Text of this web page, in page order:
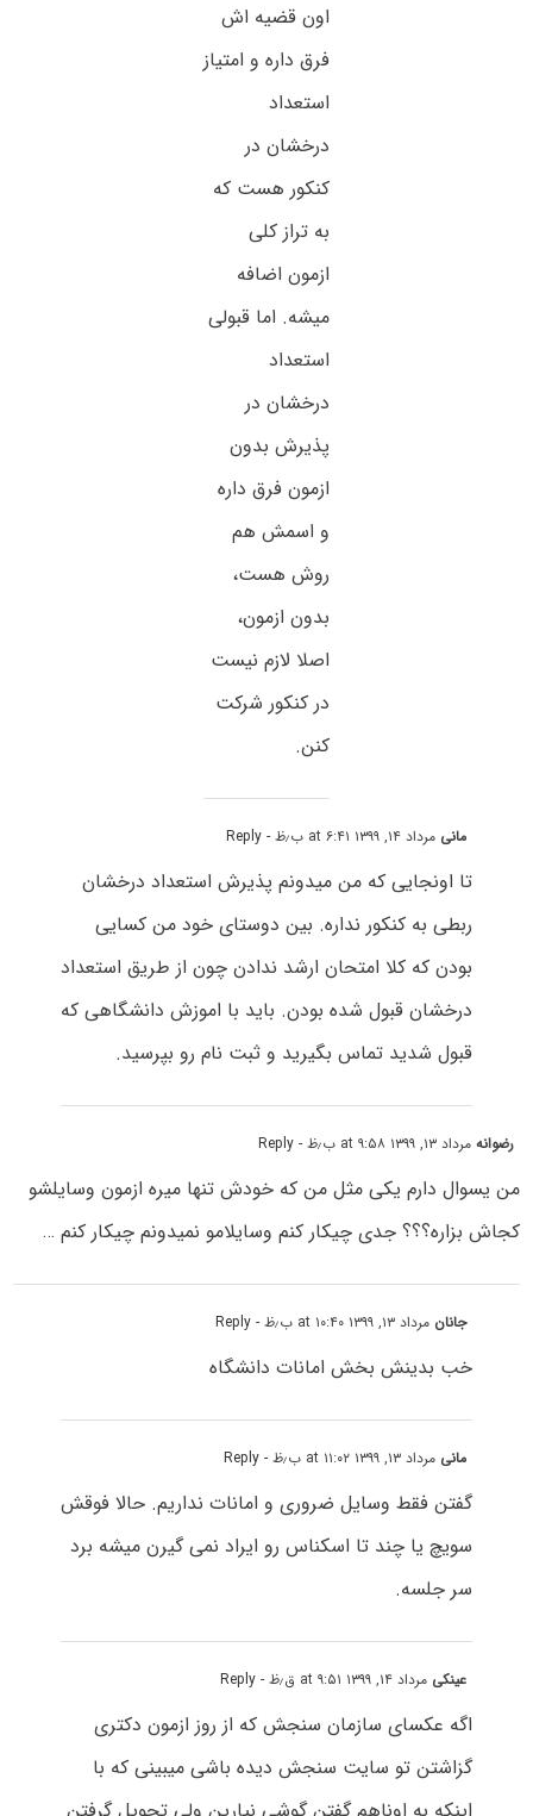
اون قضیه اش
فرق داره و امتیاز
استعداد
درخشان در
کنکور هست که
به تراز کلی
ازمون اضافه
میشه. اما قبولی
استعداد
درخشان در
پذیرش بدون
ازمون فرق داره
و اسمش هم
روش هست،
بدون ازمون،
اصلا لازم نیست
در کنکور شرکت
کنن.
مانی مرداد ۱۴, ۱۳۹۹ at ۶:۴۱ ب٫ظ - Reply
تا اونجایی که من میدونم پذیرش استعداد درخشان
ربطی به کنکور نداره. بین دوستای خود من کسایی
بودن که کلا امتحان ارشد ندادن چون از طریق استعداد
درخشان قبول شده بودن. باید با اموزش دانشگاهی که
قبول شدید تماس بگیرید و ثبت نام رو بپرسید.
رضوانهمرداد ۱۳, ۱۳۹۹ at ۹:۵۸ ب٫ظ - Reply
من یسوال دارم یکی مثل من که خودش تنها میره ازمون وسایلشو
کجاش بزاره؟؟؟ جدی چیکار کنم وسایلامو نمیدونم چیکار کنم …
جانان مرداد ۱۳, ۱۳۹۹ at ۱۰:۴۰ ب٫ظ - Reply
خب بدینش بخش امانات دانشگاه
مانی مرداد ۱۳, ۱۳۹۹ at ۱۱:۰۲ ب٫ظ - Reply
گفتن فقط وسایل ضروری و امانات نداریم. حالا فوقش
سویچ یا چند تا اسکناس رو ایراد نمی گیرن میشه برد
سر جلسه.
عینکی مرداد ۱۴, ۱۳۹۹ at ۹:۵۱ ق٫ظ - Reply
اگه عکسای سازمان سنجش که از روز ازمون دکتری
گزاشتن تو سایت سنجش دیده باشی میبینی که با